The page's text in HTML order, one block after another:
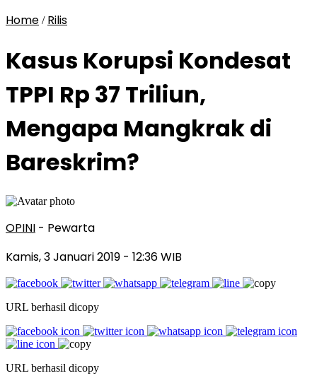
Home / Rilis
Kasus Korupsi Kondesat
TPPI Rp 37 Triliun,
Mengapa Mangkrak di
Bareskrim?
OPINI - Pewarta
Kamis, 3 Januari 2019 - 12:36 WIB
URL berhasil dicopy
URL berhasil dicopy